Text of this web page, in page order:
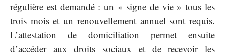
régulière est demandé : un « signe de vie » tous les
trois mois et un renouvellement annuel sont requis.
L’attestation de domiciliation permet ensuite
d’accéder aux droits sociaux et de recevoir les